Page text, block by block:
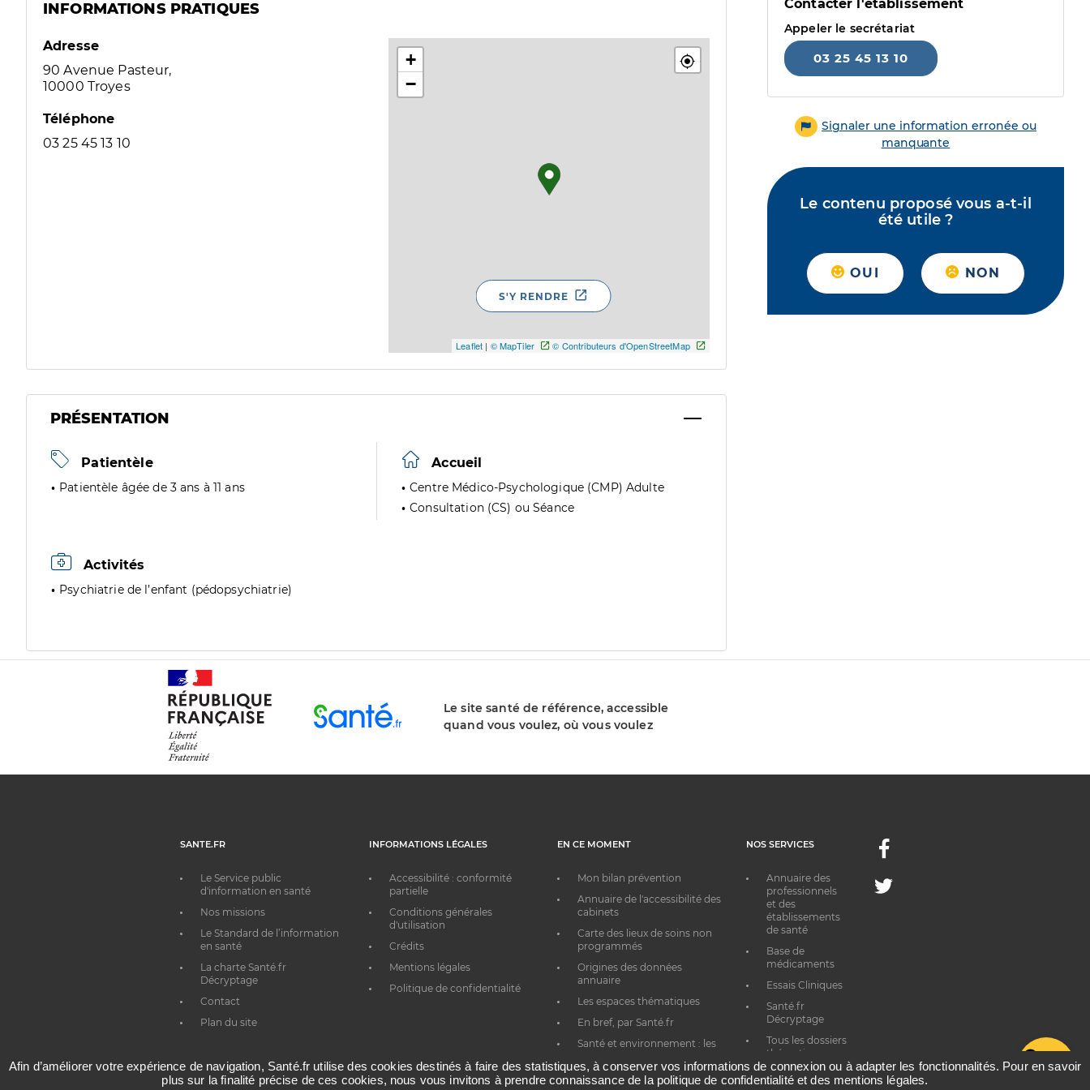
INFORMATIONS PRATIQUES
Adresse
90 Avenue Pasteur,
10000 Troyes
Téléphone
03 25 45 13 10
+
−
Leaflet | © MapTiler © Contributeurs d'OpenStreetMap
S'Y RENDRE
PRÉSENTATION
Patientèle
Patientèle âgée de 3 ans à 11 ans
Accueil
Centre Médico-Psychologique (CMP) Adulte
Consultation (CS) ou Séance
Activités
Psychiatrie de l’enfant (pédopsychiatrie)
Contacter l'établissement
Appeler le secrétariat
03 25 45 13 10
Signaler une information erronée ou
manquante
Le contenu proposé vous a-t-il
été utile ?
OUI NON
Le site santé de référence, accessible
quand vous voulez, où vous voulez
SANTE.FR
Le Service public
d'information en santé
Nos missions
Le Standard de l’information
en santé
La charte Santé.fr
Décryptage
Contact
Plan du site
INFORMATIONS LÉGALES
Accessibilité : conformité
partielle
Conditions générales
d'utilisation
Crédits
Mentions légales
Politique de confidentialité
EN CE MOMENT
Mon bilan prévention
Annuaire de l'accessibilité des
cabinets
Carte des lieux de soins non
programmés
Origines des données
annuaire
Les espaces thématiques
En bref, par Santé.fr
Santé et environnement : les
NOS SERVICES
Annuaire des
professionnels
et des
établissements
de santé
Base de
médicaments
Essais Cliniques
Santé.fr
Décryptage
Tous les dossiers
thématiques
Facebook
Twitter
Afin d’améliorer votre expérience de navigation, Santé.fr utilise des cookies destinés à faire des statistiques, à conserver vos informations de connexion ou à adapter les fonctionnalités. Pour en savoir
plus sur la finalité précise de ces cookies, nous vous invitons à prendre connaissance de la politique de confidentialité et des mentions légales.